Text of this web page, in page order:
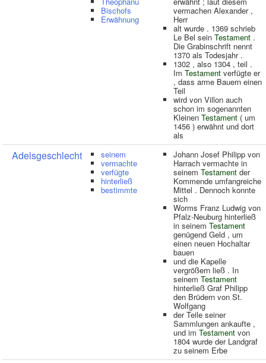
Bischofs
Erwähnung
vermachen Alexander ,
Herr
alt wurde . 1369 schrieb
Le Bel sein Testament .
Die Grabinschrift nennt
1370 als Todesjahr .
1302 , also 1304 , teil .
Im Testament verfügte er
, dass arme Bauern einen
Teil
wird von Villon auch
schon im sogenannten
Kleinen Testament ( um
1456 ) erwähnt und dort
als
Adelsgeschlecht seinem
vermachte
verfügte
hinterließ
bestimmte
Johann Josef Philipp von
Harrach vermachte in
seinem Testament der
Kommende umfangreiche
Mittel . Dennoch konnte
sich
Worms Franz Ludwig von
Pfalz-Neuburg hinterließ
in seinem Testament
genügend Geld , um
einen neuen Hochaltar
bauen
und die Kapelle
vergrößern ließ . In
seinem Testament
hinterließ Graf Philipp
den Brüdern von St.
Wolfgang
der Teile seiner
Sammlungen ankaufte ,
und im Testament von
1804 wurde der Landgraf
zu seinem Erbe